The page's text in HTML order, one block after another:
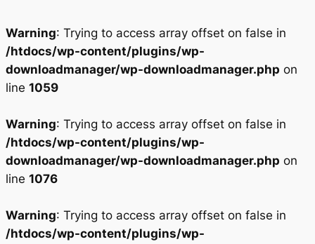
Warning: Trying to access array offset on false in
/htdocs/wp-content/plugins/wp-
downloadmanager/wp-downloadmanager.php on
line 1059
Warning: Trying to access array offset on false in
/htdocs/wp-content/plugins/wp-
downloadmanager/wp-downloadmanager.php on
line 1076
Warning: Trying to access array offset on false in
/htdocs/wp-content/plugins/wp-